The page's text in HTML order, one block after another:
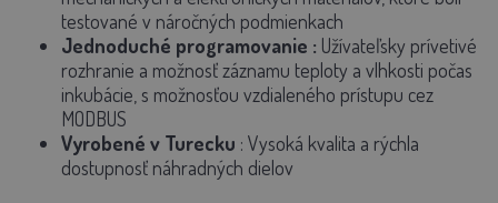
testované v náročných podmienkach
Jednoduché programovanie : Užívateľsky prívetivé
rozhranie a možnosť záznamu teploty a vlhkosti počas
inkubácie, s možnosťou vzdialeného prístupu cez
MODBUS
Vyrobené v Turecku : Vysoká kvalita a rýchla
dostupnosť náhradných dielov